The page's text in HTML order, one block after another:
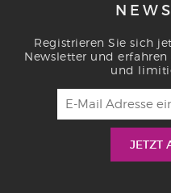
Registrieren Sie sich
Newsletter und
und